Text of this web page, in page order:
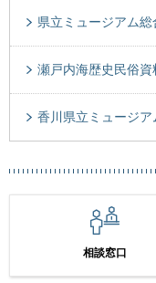
県立ミュージアム総
瀬戸内海歴史民俗資
香川県立ミュージア
相談窓口